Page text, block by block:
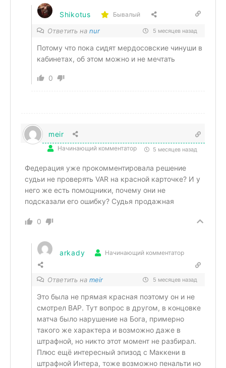
Shikotus Бывалый
Ответить на nur 5 месяцев назад
Потому что пока сидят мердосовские чинуши в
кабинетах, об этом можно и не мечтать
0
meir
Начинающий комментатор 5 месяцев назад
Федерация уже прокомментировала решение
судьи не проверять VAR на красной карточке? И у
него же есть помощники, почему они не
подсказали его ошибку? Судья продажная
0
arkady Начинающий комментатор
Ответить на meir 5 месяцев назад
Это была не прямая красная поэтому он и не
смотрел ВАР. Тут вопрос в другом, в концовке
матча было нарушение на Бога, примерно
такого же характера и возможно даже в
штрафной, но никто этот момент не разбирал.
Плюс ещё интересный эпизод с Маккени в
штрафной Интера, тоже возможно пенальти но